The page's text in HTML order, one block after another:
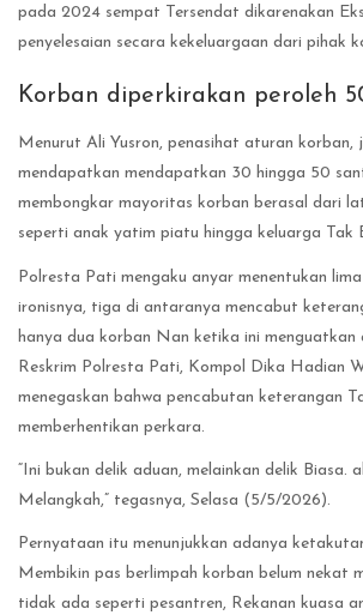
pada 2024 sempat Tersendat dikarenakan
penyelesaian secara kekeluargaan dari pihak
Korban diperkirakan peroleh
Menurut Ali Yusron, penasihat aturan korban,
mendapatkan mendapatkan 30 hingga 50
membongkar mayoritas korban berasal dari
seperti anak yatim piatu hingga keluarga Tak
Polresta Pati mengaku anyar menentukan
ironisnya, tiga di antaranya mencabut
hanya dua korban Nan ketika ini
Reskrim Polresta Pati, Kompol Dika Hadian
menegaskan bahwa pencabutan keterangan
memberhentikan perkara.
“Ini bukan delik aduan, melainkan delik Biasa.
Melangkah,” tegasnya, Selasa (5/5/2026).
Pernyataan itu menunjukkan adanya
Membikin pas berlimpah korban belum nekat
tidak ada seperti pesantren, Rekanan kuasa